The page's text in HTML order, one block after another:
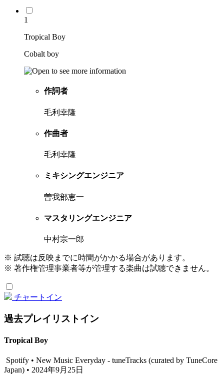
1
Tropical Boy
Cobalt boy
作詞者
毛利幸隆
作曲者
毛利幸隆
ミキシングエンジニア
曽我部恵一
マスタリングエンジニア
中村宗一郎
※ 試聴は反映までに時間がかかる場合があります。
※ 著作権管理事業者等が管理する楽曲は試聴できません。
チャートイン
過去プレイリストイン
Tropical Boy
Spotify • New Music Everyday - tuneTracks (curated by TuneCore
Japan) • 2024年9月25日